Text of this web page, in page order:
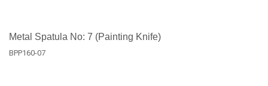
Metal Spatula No: 7 (Painting Knife)
BPP160-07